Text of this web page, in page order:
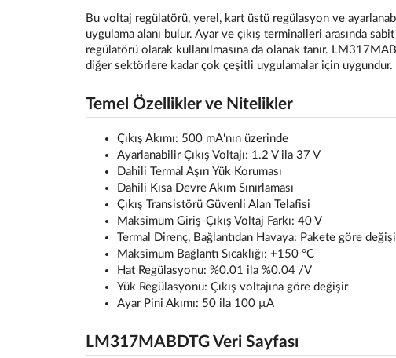
Bu voltaj regülatörü, yerel, kart üstü regülasyon ve
uygulama alanı bulur. Ayar ve çıkış terminalleri arasında
regülatörü olarak kullanılmasına da olanak tanır.
diğer sektörlere kadar çok çeşitli uygulamalar için uygundur.
Temel Özellikler ve Nitelikler
Çıkış Akımı: 500 mA'nın üzerinde
Ayarlanabilir Çıkış Voltajı: 1.2 V ila 37 V
Dahili Termal Aşırı Yük Koruması
Dahili Kısa Devre Akım Sınırlaması
Çıkış Transistörü Güvenli Alan Telafisi
Maksimum Giriş-Çıkış Voltaj Farkı: 40 V
Termal Direnç, Bağlantıdan Havaya: Pakete göre
Maksimum Bağlantı Sıcaklığı: +150 °C
Hat Regülasyonu: %0.01 ila %0.04 /V
Yük Regülasyonu: Çıkış voltajına göre değişir
Ayar Pini Akımı: 50 ila 100 µA
LM317MABDTG Veri Sayfası